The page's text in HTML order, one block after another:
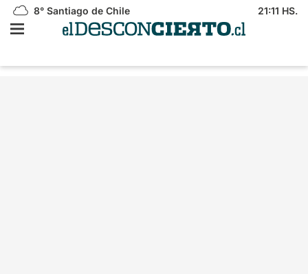
8° Santiago de Chile 21:11 HS.